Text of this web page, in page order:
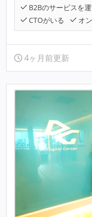
B2Bのサービスを
CTOがいる
オ
4ヶ月前更新